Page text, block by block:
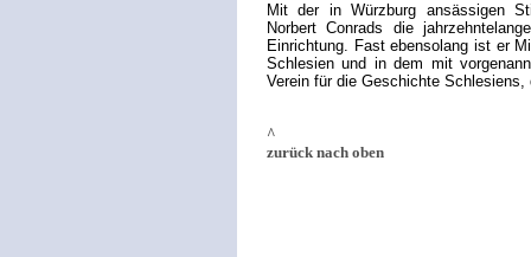
Mit der in Würzburg ansässigen
Norbert Conrads die
Einrichtung. Fast ebensolang ist er
Schlesien und in dem mit
Verein für die Geschichte
^
zurück nach oben